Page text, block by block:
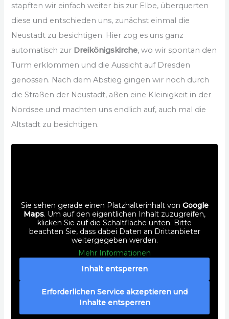
stapften wir einfach weiter bis zur Elbe, überquerten
diese und entschieden uns, zunächst einmal die
Neustadt zu besichtigen. Hier zog es uns ganz
automatisch zur Dreikönigskirche, wo wir spontan den
Turm erklommen und die Aussicht auf Dresden
genossen. Nach dem Abstieg gingen wir noch durch
die Straßen der Neustadt, aßen eine Kleinigkeit in der
Nordsee und machten uns endlich auf, auch mal die
Altstadt zu besichtigen.
Sie sehen gerade einen Platzhalterinhalt von Google
Maps. Um auf den eigentlichen Inhalt zuzugreifen,
klicken Sie auf die Schaltfläche unten. Bitte
beachten Sie, dass dabei Daten an Drittanbieter
weitergegeben werden.
Mehr Informationen
Inhalt entsperren
Erforderlichen Service akzeptieren und
Inhalte entsperren